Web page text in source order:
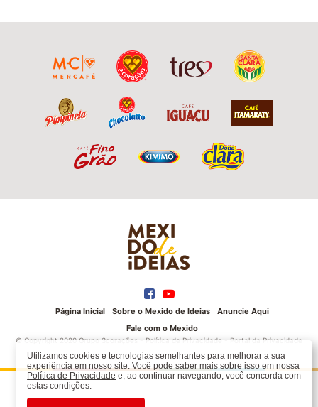
Utilizamos cookies e tecnologias semelhantes para melhorar a sua
experiência em nosso site. Você pode saber mais sobre isso em nossa
Política de Privacidade e, ao continuar navegando, você concorda com
estas condições.
Página Inicial Sobre o Mexido de Ideias
Anuncie Aqui
Fale com o Mexido
© Copyright 2020 Grupo 3corações - Política de Privacidade Portal da Privacidade